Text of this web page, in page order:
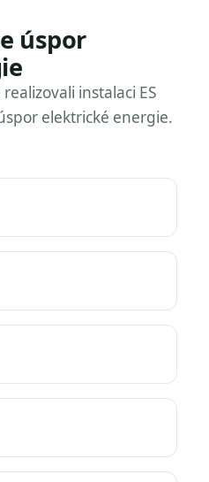
úspor
instalaci ES
elektrické energie.